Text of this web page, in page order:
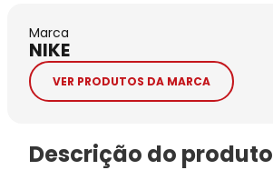
Marca
NIKE
VER PRODUTOS DA MARCA
Descrição do produto